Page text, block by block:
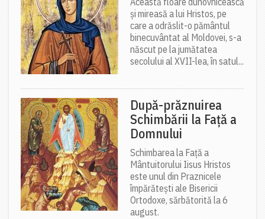
și mireasă a lui Hristos, pe
care a odrăslit-o pământul
binecuvântat al Moldovei, s-a
născut pe la jumătatea
secolului al XVII-lea, în satul...
După-prăznuirea
Schimbării la Față a
Domnului
Schimbarea la Față a
Mântuitorului Iisus Hristos
este unul din Praznicele
împărătești ale Bisericii
Ortodoxe, sărbătorită la 6
august.